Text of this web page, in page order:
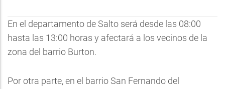
En el departamento de Salto será desde las 08:00
hasta las 13:00 horas y afectará a los vecinos de la
zona del barrio Burton.
Por otra parte, en el barrio San Fernando del